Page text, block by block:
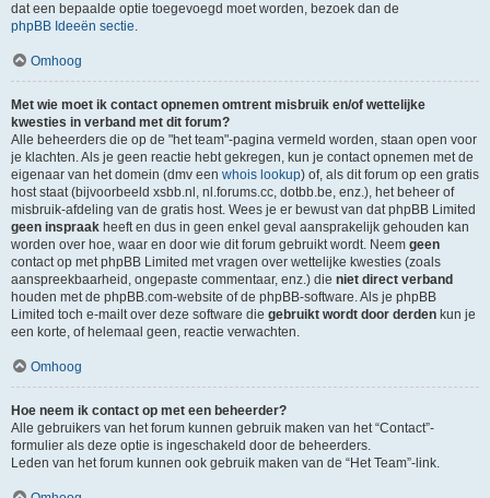
dat een bepaalde optie toegevoegd moet worden, bezoek dan de
phpBB Ideeën sectie.
Omhoog
Met wie moet ik contact opnemen omtrent misbruik en/of wettelijke
kwesties in verband met dit forum?
Alle beheerders die op de "het team"-pagina vermeld worden, staan open voor
je klachten. Als je geen reactie hebt gekregen, kun je contact opnemen met de
eigenaar van het domein (dmv een whois lookup) of, als dit forum op een gratis
host staat (bijvoorbeeld xsbb.nl, nl.forums.cc, dotbb.be, enz.), het beheer of
misbruik-afdeling van de gratis host. Wees je er bewust van dat phpBB Limited
geen inspraak heeft en dus in geen enkel geval aansprakelijk gehouden kan
worden over hoe, waar en door wie dit forum gebruikt wordt. Neem geen
contact op met phpBB Limited met vragen over wettelijke kwesties (zoals
aanspreekbaarheid, ongepaste commentaar, enz.) die niet direct verband
houden met de phpBB.com-website of de phpBB-software. Als je phpBB
Limited toch e-mailt over deze software die gebruikt wordt door derden kun je
een korte, of helemaal geen, reactie verwachten.
Omhoog
Hoe neem ik contact op met een beheerder?
Alle gebruikers van het forum kunnen gebruik maken van het “Contact”-
formulier als deze optie is ingeschakeld door de beheerders.
Leden van het forum kunnen ook gebruik maken van de “Het Team”-link.